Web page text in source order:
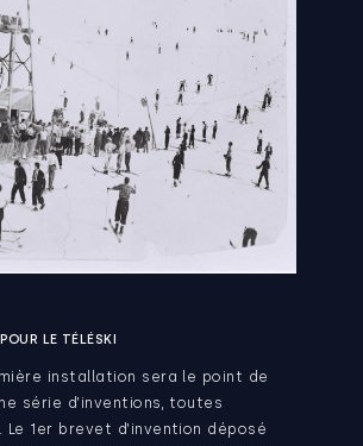
LE TÉLÉSKI
installation sera le point de
série d’inventions, toutes
Le 1er brevet d’invention déposé